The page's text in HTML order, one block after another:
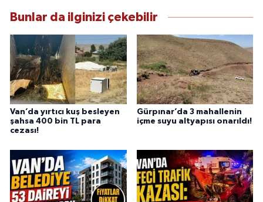
Bunlar da ilginizi çekebilir
Van’da yırtıcı kuş besleyen
şahsa 400 bin TL para
cezası!
Gürpınar’da 3 mahallenin
içme suyu altyapısı onarıldı!